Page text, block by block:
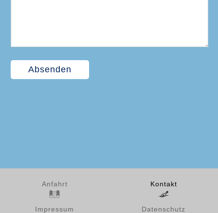
Anfahrt Kontakt
Impressum Datenschutz